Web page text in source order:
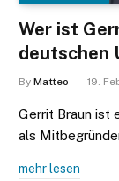
Wer ist
deutschen
By Matteo 19.
Gerrit Braun ist
als
mehr lesen